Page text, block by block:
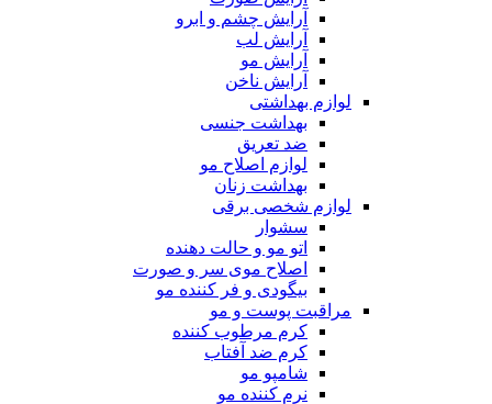
آرایش چشم و ابرو
آرایش لب
آرایش مو
آرایش ناخن
لوازم بهداشتی
بهداشت جنسی
ضد تعریق
لوازم اصلاح مو
بهداشت زنان
لوازم شخصی برقی
سشوار
اتو مو و حالت دهنده
اصلاح موی سر و صورت
بیگودی و فر کننده مو
مراقبت پوست و مو
کرم مرطوب کننده
کرم ضد آفتاب
شامپو مو
نرم کننده مو